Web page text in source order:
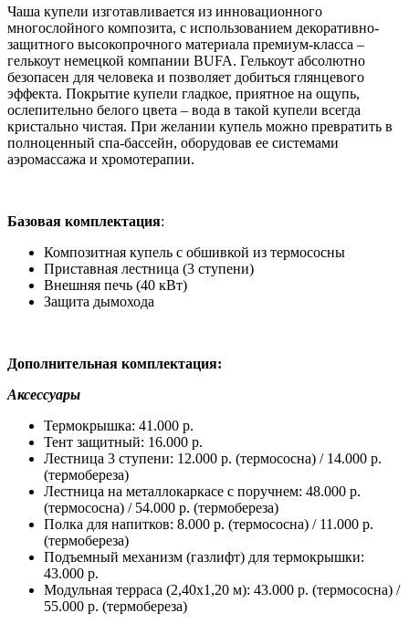
Чаша купели изготавливается из инновационного
многослойного композита, с использованием декоративно-
защитного высокопрочного материала премиум-класса –
гелькоут немецкой компании BUFA. Гелькоут абсолютно
безопасен для человека и позволяет добиться глянцевого
эффекта. Покрытие купели гладкое, приятное на ощупь,
ослепительно белого цвета – вода в такой купели всегда
кристально чистая. При желании купель можно превратить в
полноценный спа-бассейн, оборудовав ее системами
аэромассажа и хромотерапии.
Базовая комплектация:
Композитная купель с обшивкой из термососны
Приставная лестница (3 ступени)
Внешняя печь (40 кВт)
Защита дымохода
Дополнительная комплектация:
Аксессуары
Термокрышка: 41.000 р.
Тент защитный: 16.000 р.
Лестница 3 ступени: 12.000 р. (термососна) / 14.000 р.
(термобереза)
Лестница на металлокаркасе с поручнем: 48.000 р.
(термососна) / 54.000 р. (термобереза)
Полка для напитков: 8.000 р. (термососна) / 11.000 р.
(термобереза)
Подъемный механизм (газлифт) для термокрышки:
43.000 р.
Модульная терраса (2,40х1,20 м): 43.000 р. (термососна) /
55.000 р. (термобереза)